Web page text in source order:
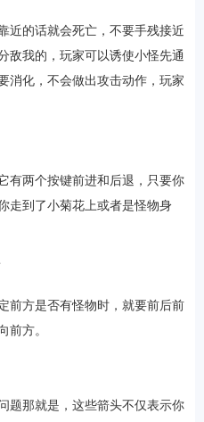
近的话就会死亡，不要手残接近
敌我的，玩家可以诱使小怪先通
消化，不会做出攻击动作，玩家
有两个按键前进和后退，只要你
走到了小菊花上或者是怪物身
前方是否有怪物时，就要前后前
前方。
题那就是，这些箭头不仅表示你